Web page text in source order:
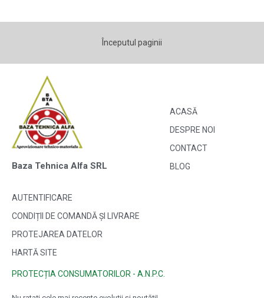
Începutul paginii
Baza Tehnica Alfa SRL
ACASĂ
DESPRE NOI
CONTACT
BLOG
AUTENTIFICARE
CONDIȚII DE COMANDĂ ȘI LIVRARE
PROTEJAREA DATELOR
HARTĂ SITE
PROTECȚIA CONSUMATORILOR - A.N.P.C.